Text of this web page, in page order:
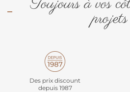
projets
Des prix discount
depuis 1987